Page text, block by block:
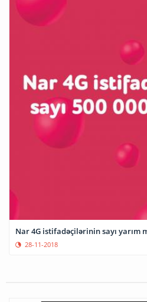
Nar 4G istifadəçilərinin sayı yarım
28-11-2018